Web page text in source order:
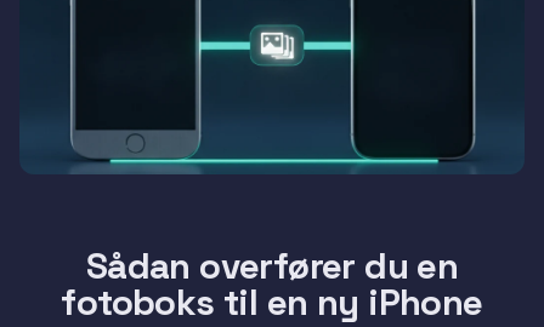
Sådan overfører du en
fotoboks til en ny iPhone